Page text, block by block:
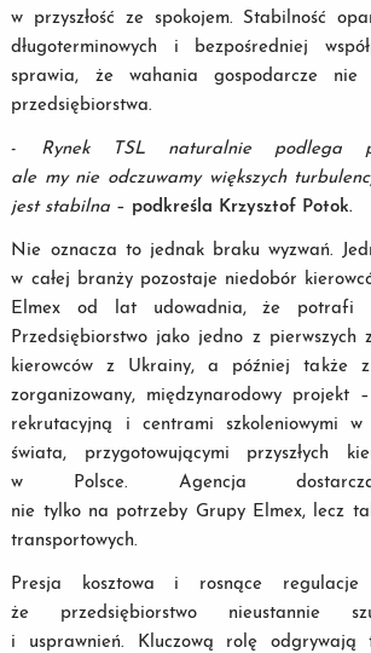
w przyszłość ze spokojem. Stabilność
długoterminowych i bezpośredniej
sprawia, że wahania gospodarcze nie
przedsiębiorstwa.
- Rynek TSL naturalnie podlega
ale my nie odczuwamy większych
jest stabilna – podkreśla Krzysztof Potok.
Nie oznacza to jednak braku wyzwań.
w całej branży pozostaje niedobór
Elmex od lat udowadnia, że potrafi
Przedsiębiorstwo jako jedno z pierwszych
kierowców z Ukrainy, a później także
zorganizowany, międzynarodowy projekt
rekrutacyjną i centrami szkoleniowymi w
świata, przygotowującymi przyszłych
w Polsce. Agencja dostarcza
nie tylko na potrzeby Grupy Elmex, lecz
transportowych.
Presja kosztowa i rosnące regulacje
że przedsiębiorstwo nieustannie
i usprawnień. Kluczową rolę odgrywają